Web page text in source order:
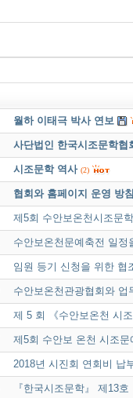
월하 이태극 박사 연보
사단법인 한국시조문학협
시조문학 역사 (2)
협회와 홈페이지 운영 방
제5회 수안보온천시조문
수안보온천문예축전 일정
임원 등기 신청을 위한 협
수안보온천관광협회와
제 5 회 《수안보온천 시
제5회 수안보 온천 시조
2018년 시진회 연회비 납
『한국시조문학』 제13